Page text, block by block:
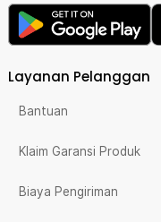
Layanan Pelanggan
Bantuan
Klaim Garansi Produk
Biaya Pengiriman